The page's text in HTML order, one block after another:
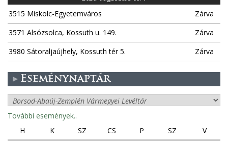
3515 Miskolc-Egyetemváros
Zárva
3571 Alsózsolca, Kossuth u. 149.
Zárva
3980 Sátoraljaújhely, Kossuth tér 5.
Zárva
Eseménynaptár
További események..
H
K SZ CS P SZ
V